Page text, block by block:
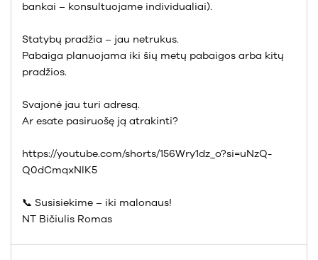
bankai – konsultuojame individualiai).
Statybų pradžia – jau netrukus.
Pabaiga planuojama iki šių metų pabaigos arba kitų
pradžios.
Svajonė jau turi adresą.
Ar esate pasiruošę ją atrakinti?
https://youtube.com/shorts/156Wry1dz_o?si=uNzQ-
Q0dCmqxNlK5
📞 Susisiekime – iki malonaus!
NT Bičiulis Romas